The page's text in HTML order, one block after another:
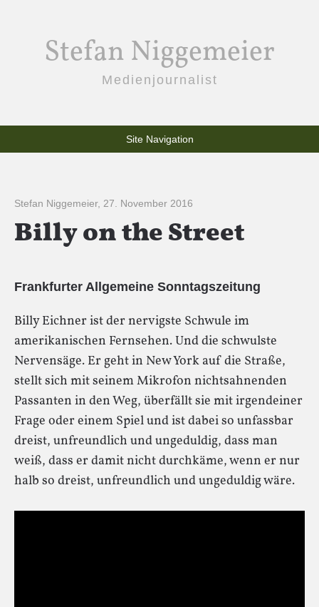
Stefan Niggemeier
Medienjournalist
Site Navigation
Stefan Niggemeier, 27. November 2016
Billy on the Street
Frankfurter Allgemeine Sonntagszeitung
Billy Eichner ist der nervigste Schwule im
amerikanischen Fernsehen. Und die schwulste
Nervensäge. Er geht in New York auf die Straße,
stellt sich mit seinem Mikrofon nichtsahnenden
Passanten in den Weg, überfällt sie mit irgendeiner
Frage oder einem Spiel und ist dabei so unfassbar
dreist, unfreundlich und ungeduldig, dass man
weiß, dass er damit nicht durchkäme, wenn er nur
halb so dreist, unfreundlich und ungeduldig wäre.